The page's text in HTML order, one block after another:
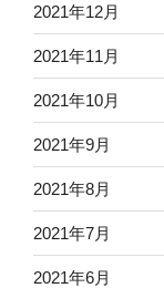
2021年12月
2021年11月
2021年10月
2021年9月
2021年8月
2021年7月
2021年6月